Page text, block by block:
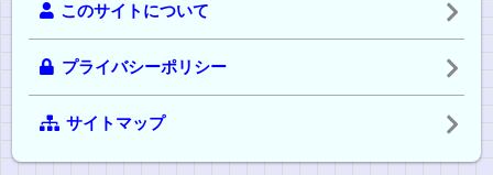
このサイトについて
プライバシーポリシー
サイトマップ